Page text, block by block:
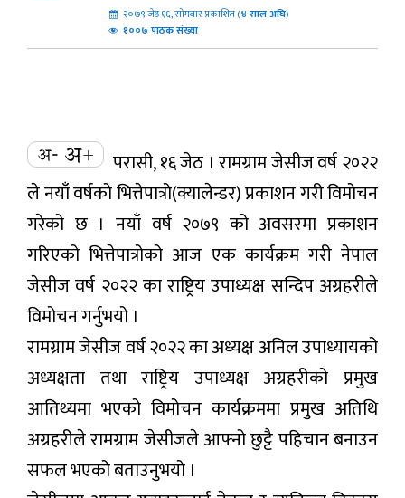
२०७९ जेष्ठ १६, सोमबार प्रकाशित (४ साल अघि)
१००७ पाठक संख्या
परासी, १६ जेठ । रामग्राम जेसीज वर्ष २०२२
ले नयाँ वर्षको भित्तेपात्रो(क्यालेन्डर) प्रकाशन गरी विमोचन
गरेको छ । नयाँ वर्ष २०७९ को अवसरमा प्रकाशन
गरिएको भित्तेपात्रोको आज एक कार्यक्रम गरी नेपाल
जेसीज वर्ष २०२२ का राष्ट्रिय उपाध्यक्ष सन्दिप अग्रहरीले
विमोचन गर्नुभयो ।
रामग्राम जेसीज वर्ष २०२२ का अध्यक्ष अनिल उपाध्यायको
अध्यक्षता तथा राष्ट्रिय उपाध्यक्ष अग्रहरीको प्रमुख
आतिथ्यमा भएको विमोचन कार्यक्रममा प्रमुख अतिथि
अग्रहरीले रामग्राम जेसीजले आफ्नो छुट्टै पहिचान बनाउन
सफल भएको बताउनुभयो ।